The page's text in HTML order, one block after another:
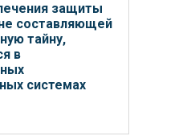
защиты
составляющей
тайну,
в
системах